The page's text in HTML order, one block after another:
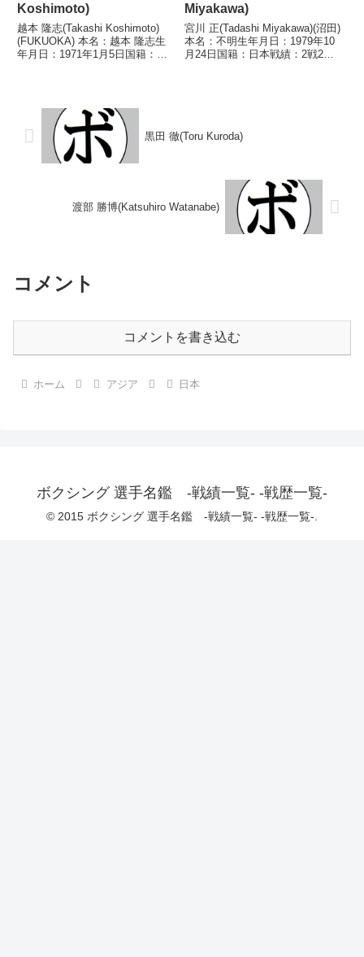
Koshimoto)
越本 隆志(Takashi Koshimoto)
(FUKUOKA) 本名：越本 隆志生
年月日：1971年1月5日国籍：日
本フェザー級王座第...
Miyakawa)
宮川 正(Tadashi Miyakawa)(沼田)
本名：不明生年月日：1979年10
月24日国籍：日本戦績：2戦2敗
黒田 徹(Toru Kuroda)
渡部 勝博(Katsuhiro Watanabe)
コメント
コメントを書き込む
ホーム アジア 日本
ボクシング 選手名鑑 -戦績一覧- -戦歴一覧-
© 2015 ボクシング 選手名鑑 -戦績一覧- -戦歴一覧-.